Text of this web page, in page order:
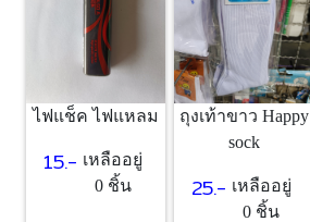
ไฟแช็ค ไฟแหลม
15.- เหลืออยู่
0 ชิ้น
ถุงเท้าขาว Happy
sock
25.- เหลืออยู่
0 ชิ้น